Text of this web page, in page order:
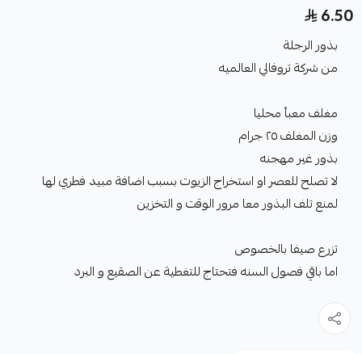
6.50
بذور الرجلة
من شركة تروفالي العالميه
مغلف معبأ محليا
وزن المغلف ٢٥ جرام
بذور غير مهجنه
لا تصلح للعصر او استخراج الزيوت بسبب اضافة مبيد فطري لها
لمنع تلف البذور معا مرور الوقت و التخزين
تزرع صيفا بالخصوص
اما باقي فصول السنه فتحتاج للتغطية عن الصقيع و البرد